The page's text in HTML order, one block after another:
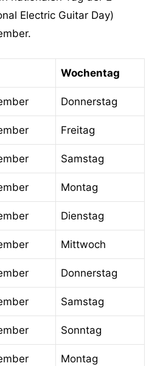
Electric Guitar Day)
Wochentag
Donnerstag
Freitag
Samstag
Montag
Dienstag
Mittwoch
Donnerstag
Samstag
Sonntag
Montag